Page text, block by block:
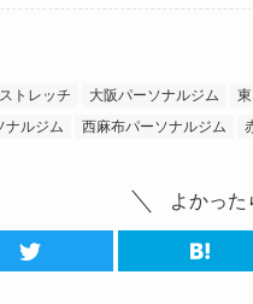
トレッチ 大阪パーソナルジム
ナルジム 西麻布パーソナルジム
よかった